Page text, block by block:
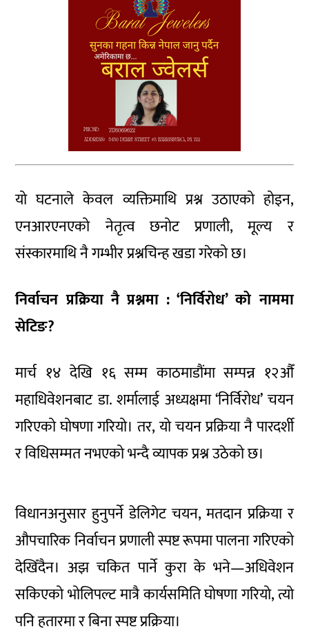
यो घटनाले केवल व्यक्तिमाथि प्रश्न उठाएको होइन,
एनआरएनएको नेतृत्व छनोट प्रणाली, मूल्य र
संस्कारमाथि नै गम्भीर प्रश्नचिन्ह खडा गरेको छ।
निर्वाचन प्रक्रिया नै प्रश्नमा : ‘निर्विरोध’ को नाममा
सेटिङ?
मार्च १४ देखि १६ सम्म काठमाडौंमा सम्पन्न १२औँ
महाधिवेशनबाट डा. शर्मालाई अध्यक्षमा ‘निर्विरोध’ चयन
गरिएको घोषणा गरियो। तर, यो चयन प्रक्रिया नै पारदर्शी
र विधिसम्मत नभएको भन्दै व्यापक प्रश्न उठेको छ।
विधानअनुसार हुनुपर्ने डेलिगेट चयन, मतदान प्रक्रिया र
औपचारिक निर्वाचन प्रणाली स्पष्ट रूपमा पालना गरिएको
देखिँदैन। अझ चकित पार्ने कुरा के भने—अधिवेशन
सकिएको भोलिपल्ट मात्रै कार्यसमिति घोषणा गरियो, त्यो
पनि हतारमा र बिना स्पष्ट प्रक्रिया।